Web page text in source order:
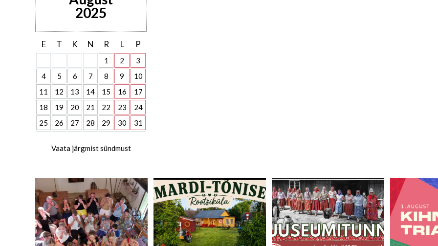
2025
E T K N R L P
1 2
3
4
5 6 7 8 9
10
11
12 13 14 15 16
17
18
19 20 21 22 23
24
25
26 27 28 29 30 31
Vaata järgmist sündmust